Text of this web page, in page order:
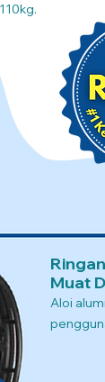
Muat
Aloi